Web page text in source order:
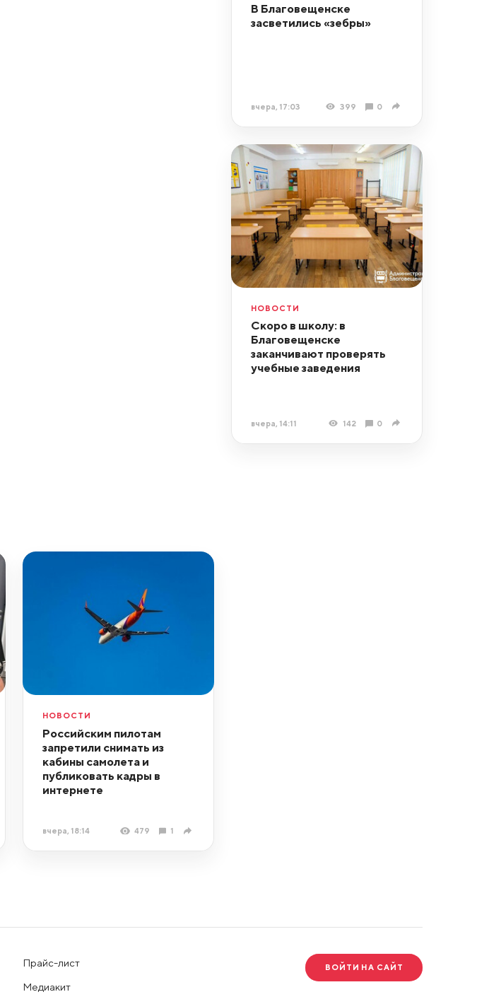
В Благовещенске
засветились «зебры»
вчера, 17:03 399 0
НОВОСТИ
Скоро в школу: в
Благовещенске
заканчивают проверять
учебные заведения
вчера, 14:11 142 0
НОВОСТИ
Российским пилотам
запретили снимать из
кабины самолета и
публиковать кадры в
интернете
вчера, 18:14 479 1
Прайс-лист
Медиакит
ВОЙТИ НА САЙТ